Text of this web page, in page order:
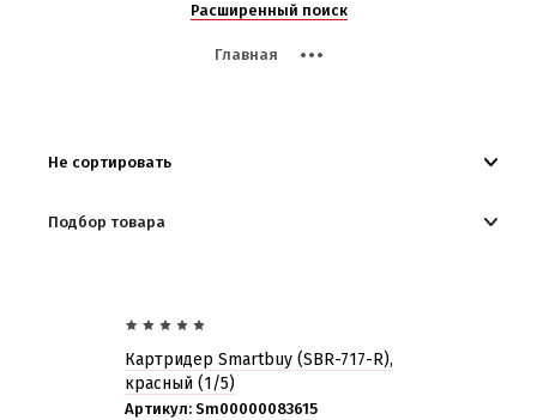
Расширенный поиск
Главная
Не сортировать
Подбор товара
Картридер Smartbuy (SBR-717-R),
красный (1/5)
Артикул: Sm00000083615